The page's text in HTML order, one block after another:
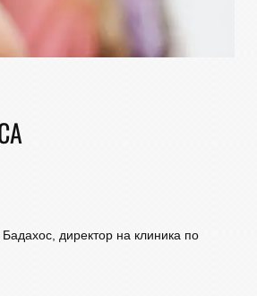
директор на клиника по